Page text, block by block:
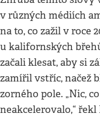
v různých médiích
na to, co zažil v roce
u kalifornských
začali klesat, aby si
zamířil vstříc, načež
zorného pole. „Nic,
neakcelerovalo,“ řekl